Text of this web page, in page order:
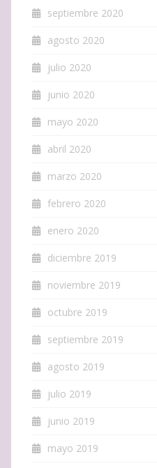
septiembre 2020
agosto 2020
julio 2020
junio 2020
mayo 2020
abril 2020
marzo 2020
febrero 2020
enero 2020
diciembre 2019
noviembre 2019
octubre 2019
septiembre 2019
agosto 2019
julio 2019
junio 2019
mayo 2019